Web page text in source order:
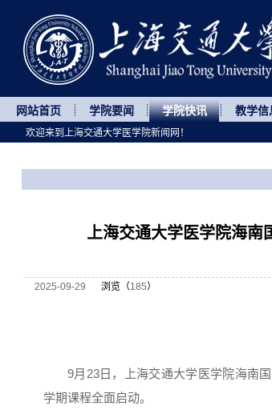
网站首页 学院要闻 学院快讯 教学信
上海交通大学医学院海南
2025-09-29 浏览（185）
9月23日，上海交通大学医学院海南
学期课程全面启动。
欢迎来到上海交通大学医学院新闻网！